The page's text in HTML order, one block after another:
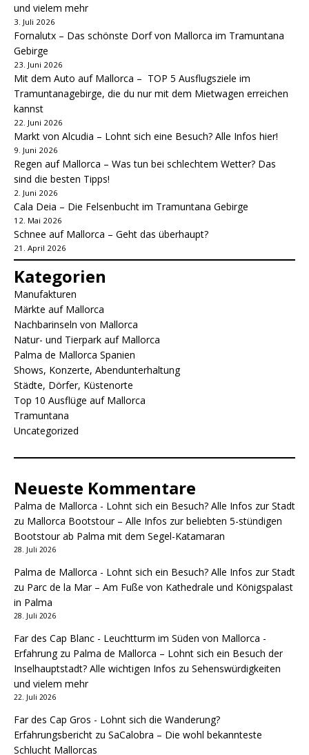
und vielem mehr
3. Juli 2026
Fornalutx – Das schönste Dorf von Mallorca im Tramuntana
Gebirge
23. Juni 2026
Mit dem Auto auf Mallorca – TOP 5 Ausflugsziele im
Tramuntanagebirge, die du nur mit dem Mietwagen erreichen
kannst
22. Juni 2026
Markt von Alcudia – Lohnt sich eine Besuch? Alle Infos hier!
9. Juni 2026
Regen auf Mallorca – Was tun bei schlechtem Wetter? Das
sind die besten Tipps!
2. Juni 2026
Cala Deia – Die Felsenbucht im Tramuntana Gebirge
12. Mai 2026
Schnee auf Mallorca – Geht das überhaupt?
21. April 2026
Kategorien
Manufakturen
Märkte auf Mallorca
Nachbarinseln von Mallorca
Natur- und Tierpark auf Mallorca
Palma de Mallorca Spanien
Shows, Konzerte, Abendunterhaltung
Städte, Dörfer, Küstenorte
Top 10 Ausflüge auf Mallorca
Tramuntana
Uncategorized
Neueste Kommentare
Palma de Mallorca - Lohnt sich ein Besuch? Alle Infos zur Stadt
zu Mallorca Bootstour – Alle Infos zur beliebten 5-stündigen
Bootstour ab Palma mit dem Segel-Katamaran
28. Juli 2026
Palma de Mallorca - Lohnt sich ein Besuch? Alle Infos zur Stadt
zu Parc de la Mar – Am Fuße von Kathedrale und Königspalast
in Palma
28. Juli 2026
Far des Cap Blanc - Leuchtturm im Süden von Mallorca -
Erfahrungzu Palma de Mallorca – Lohnt sich ein Besuch der
Inselhauptstadt? Alle wichtigen Infos zu Sehenswürdigkeiten
und vielem mehr
22. Juli 2026
Far des Cap Gros - Lohnt sich die Wanderung?
Erfahrungsbericht zu SaCalobra – Die wohl bekannteste
Schlucht Mallorcas